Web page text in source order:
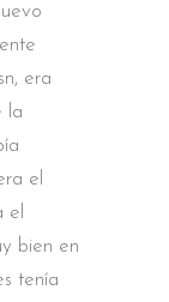
era
la
el
el
bien en
tenía